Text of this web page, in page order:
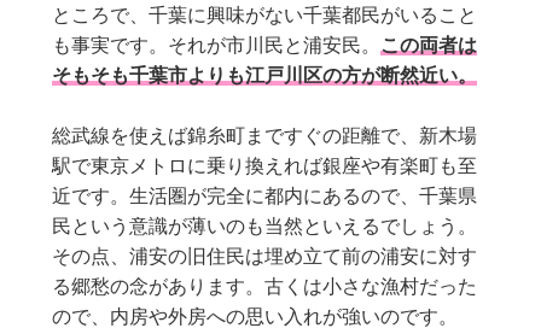
ところで、千葉に興味がない千葉都民がいること
も事実です。それが市川民と浦安民。
この両者は
そもそも千葉市よりも江戸川区の方が断然近い。
総武線を使えば錦糸町まですぐの距離で、新木場
駅で東京メトロに乗り換えれば銀座や有楽町も至
近です。生活圏が完全に都内にあるので、千葉県
民という意識が薄いのも当然といえるでしょう。
その点、浦安の旧住民は埋め立て前の浦安に対す
る郷愁の念があります。古くは小さな漁村だった
ので、内房や外房への思い入れが強いのです。